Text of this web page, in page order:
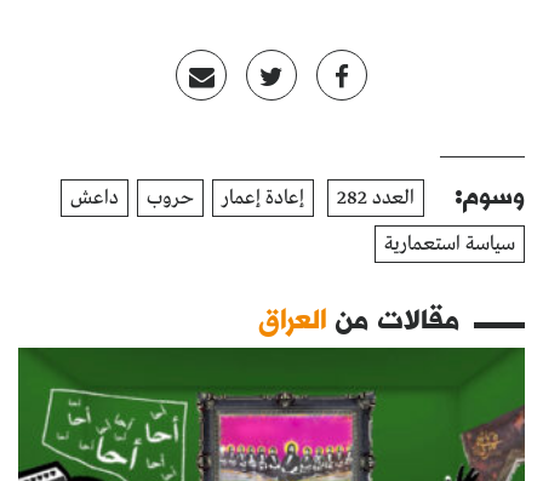
وسوم: العدد 282 إعادة إعمار حروب
داعش
سياسة استعمارية
مقالات منالعراق